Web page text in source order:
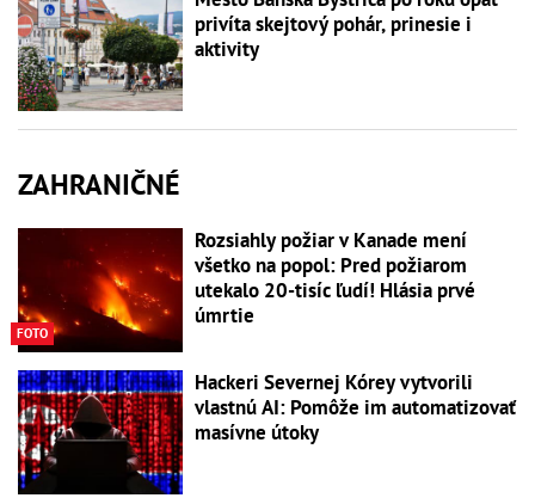
privíta skejtový pohár, prinesie i
aktivity
ZAHRANIČNÉ
FOTO
Rozsiahly požiar v Kanade mení
všetko na popol: Pred požiarom
utekalo 20-tisíc ľudí! Hlásia prvé
úmrtie
Hackeri Severnej Kórey vytvorili
vlastnú AI: Pomôže im automatizovať
masívne útoky